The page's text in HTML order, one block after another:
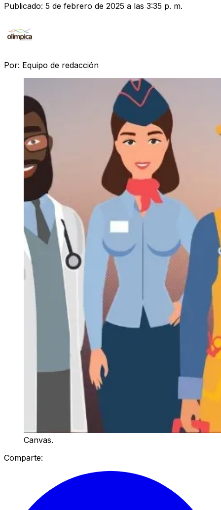
Publicado: 5 de febrero de 2025 a las 3:35 p. m.
Por: Equipo de redacción
Canvas.
Comparte: